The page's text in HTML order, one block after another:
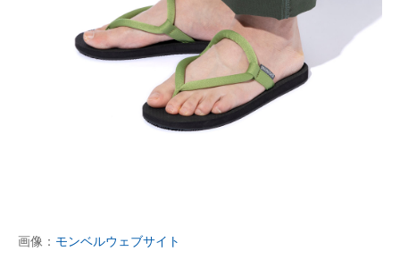
画像： モンベルウェブサイト